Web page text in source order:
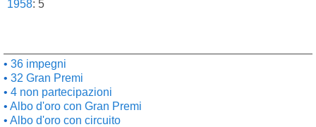
1958: 5
36 impegni
32 Gran Premi
4 non partecipazioni
Albo d'oro con Gran Premi
Albo d'oro con circuito